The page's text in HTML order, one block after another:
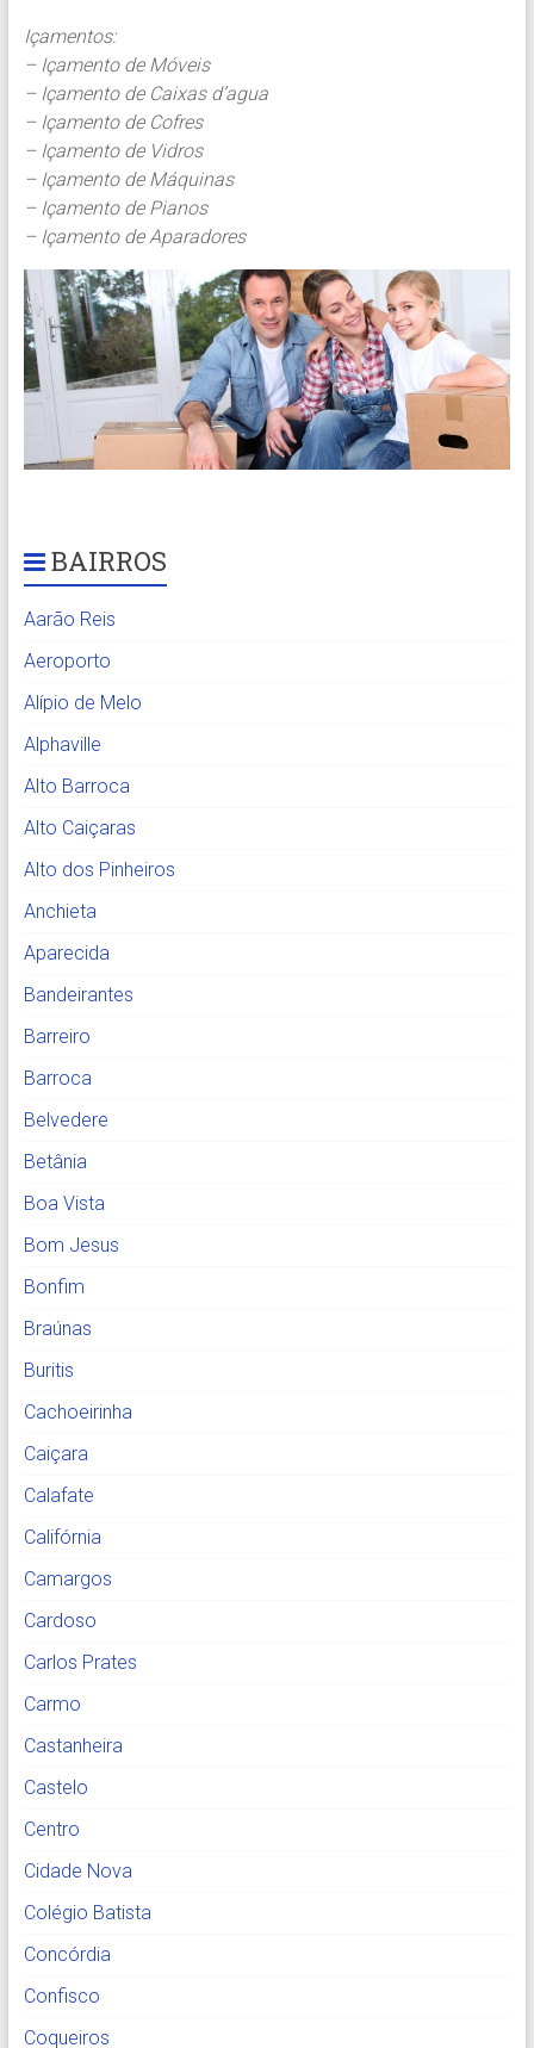
Içamentos:
– Içamento de Móveis
– Içamento de Caixas d’agua
– Içamento de Cofres
– Içamento de Vidros
– Içamento de Máquinas
– Içamento de Pianos
– Içamento de Aparadores
BAIRROS
Aarão Reis
Aeroporto
Alípio de Melo
Alphaville
Alto Barroca
Alto Caiçaras
Alto dos Pinheiros
Anchieta
Aparecida
Bandeirantes
Barreiro
Barroca
Belvedere
Betânia
Boa Vista
Bom Jesus
Bonfim
Braúnas
Buritis
Cachoeirinha
Caiçara
Calafate
Califórnia
Camargos
Cardoso
Carlos Prates
Carmo
Castanheira
Castelo
Centro
Cidade Nova
Colégio Batista
Concórdia
Confisco
Coqueiros